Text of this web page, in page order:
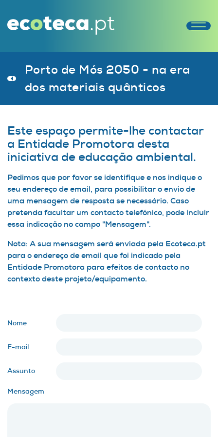
Porto de Mós 2050 - na era
dos materiais quânticos
Este espaço permite-lhe contactar
a Entidade Promotora desta
iniciativa de educação ambiental.
Pedimos que por favor se identifique e nos indique o
seu endereço de email, para possibilitar o envio de
uma mensagem de resposta se necessário. Caso
pretenda facultar um contacto telefónico, pode incluir
essa indicação no campo "Mensagem".
Nota: A sua mensagem será enviada pela Ecoteca.pt
para o endereço de email que foi indicado pela
Entidade Promotora para efeitos de contacto no
contexto deste projeto/equipamento.
Nome
E-mail
Assunto
Mensagem